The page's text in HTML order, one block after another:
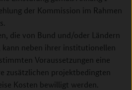
der Kommission im Rahmen
die von Bund und/oder Ländern
neben ihrer institutionellen
Voraussetzungen eine
zusätzlichen projektbedingten
Kosten bewilligt werden.